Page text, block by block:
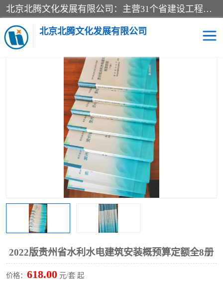
北京北腾文化发展有限公司：主营31个省建设工程预算书,工程预算软件,工程计价依据,工程造价定额,工程量清单计价定额,建设工程量消耗量定额,各行业工程预算定额,铁路定额,电力定额,矿山定额,*,黄金定额,钢铁企业检修定额,中石化安装检修定额,煤矿图书,医院书籍等.诚信的经营，在发展的同时公司不忘不断总结不断优化为客户的服务，和一如既往的热情赢得了新老客户的极高评价及青睐。
北京北腾文化发展有限公司
当前位置：首页>供应商机>贵州水利水电定额 > 2022版贵州省水
利水电建筑安装概预算定额全8册
2022版贵州省水利水电建筑安装概预算定额全8册
价格： 618.00 元/套 起
预算定额
煤矿图书
铁路建设工程预算定额
电力行业工程预算定额 石油化工安装预算定额
新石油化工检修定额 石油化工概算定额数据
石油建设安装工程预算定
山东省工程预算定额
电网技改,拆除,检修定额 炼油化工计价依据定额
信息通信建设工程预算定